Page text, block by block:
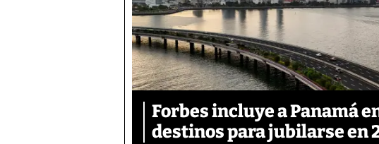
Forbes incluye a Panamá
destinos para jubilarse en